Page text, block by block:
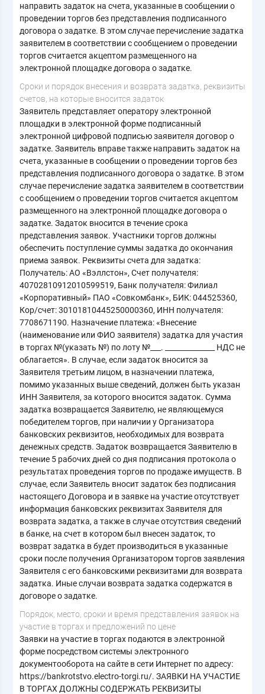
направить задаток на счета, указанные в сообщении о
проведении торгов без представления подписанного
договора о задатке. В этом случае перечисление задатка
заявителем в соответствии с сообщением о проведении
торгов считается акцептом размещенного на
электронной площадке договора о задатке.
Cроки и порядок внесения и возврата задатка, реквизиты
счетов, на которые вносится задаток
Заявитель представляет оператору электронной
площадки в электронной форме подписанный
электронной цифровой подписью заявителя договор о
задатке. Заявитель вправе также направить задаток на
счета, указанные в сообщении о проведении торгов без
представления подписанного договора о задатке. В этом
случае перечисление задатка заявителем в соответствии
с сообщением о проведении торгов считается акцептом
размещенного на электронной площадке договора о
задатке. Задаток вносится в течение срока
представления заявок. Участники торгов должны
обеспечить поступление суммы задатка до окончания
приема заявок. Реквизиты счета для задатка:
Получатель: АО «Вэллстон», Счет получателя:
40702810912010599519, Банк получателя: Филиал
«Корпоративный» ПАО «Совкомбанк», БИК: 044525360,
Кор/счет: 30101810445250000360, ИНН получателя:
7708671190. Назначение платежа: «Внесение
(наименование или ФИО заявителя) задатка для участия
в торгах №(указать №) по лоту №___. ______________ НДС не
облагается». В случае, если задаток вносится за
Заявителя третьим лицом, в назначении платежа,
помимо указанных выше сведений, должен быть указан
ИНН Заявителя, за которого вносится задаток. Сумма
задатка возвращается Заявителю, не являющемуся
победителем торгов, при наличии у Организатора
банковских реквизитов, необходимых для возврата
денежных средств. Задаток возвращается Заявителю в
течение 5 рабочих дней со дня подписания протокола о
результатах проведения торгов по продаже имуществ. В
случае, если Заявитель вносит задаток без подписания
настоящего Договора и в заявке на участие отсутствует
информация банковских реквизитах Заявителя для
возврата задатка, а также в случае отсутствия сведений
в банке, на счет в котором был внесен задаток, то
возврат задатка в будет производиться в указанные
сроки после получения Организатором торгов заявления
Заявителя с его банковскими реквизитами для возврата
задатка. Иные случаи возврата задатка содержатся в
договоре о задатке.
Порядок, место, сроки и время представления заявок на
участие в торгах и предложений по цене
Заявки на участие в торгах подаются в электронной
форме посредством системы электронного
документооборота на сайте в сети Интернет по адресу:
https://bankrotstvo.electro-torgi.ru/. ЗАЯВКИ НА УЧАСТИЕ
В ТОРГАХ ДОЛЖНЫ СОДЕРЖАТЬ РЕКВИЗИТЫ